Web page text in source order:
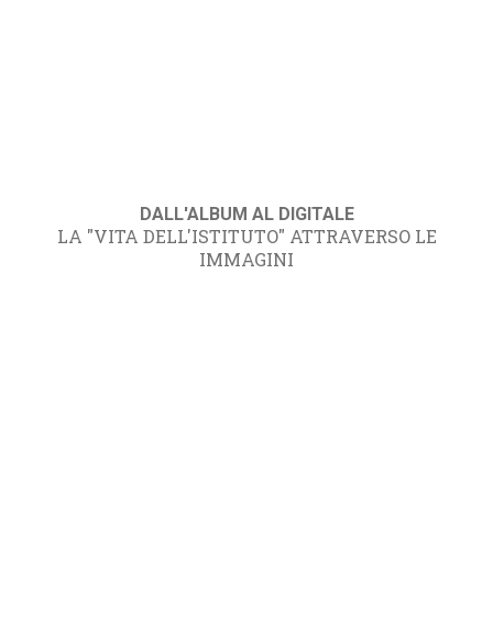
DALL'ALBUM AL DIGITALE
LA "VITA DELL'ISTITUTO" ATTRAVERSO LE
IMMAGINI